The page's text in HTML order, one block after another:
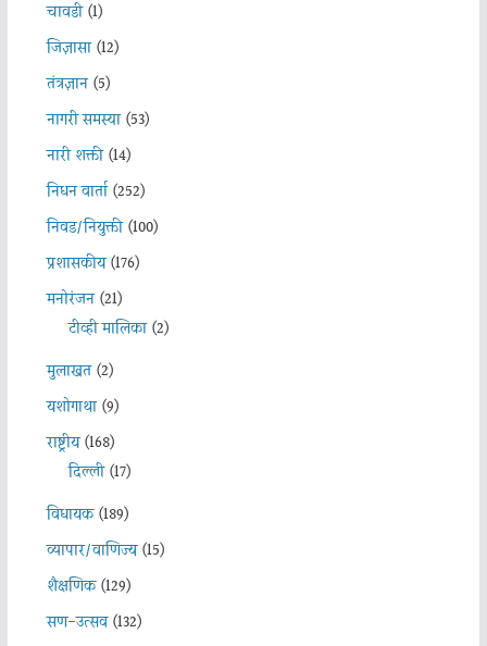
चावडी(1)
जिज्ञासा(12)
तंत्रज्ञान(5)
नागरी समस्या(53)
नारी शक्ती(14)
निधन वार्ता(252)
निवड/नियुक्ती(100)
प्रशासकीय(176)
मनोरंजन(21)
टीव्ही मालिका(2)
मुलाखत(2)
यशोगाथा(9)
राष्ट्रीय(168)
दिल्ली(17)
विधायक(189)
व्यापार/वाणिज्य(15)
शैक्षणिक(129)
सण-उत्सव(132)